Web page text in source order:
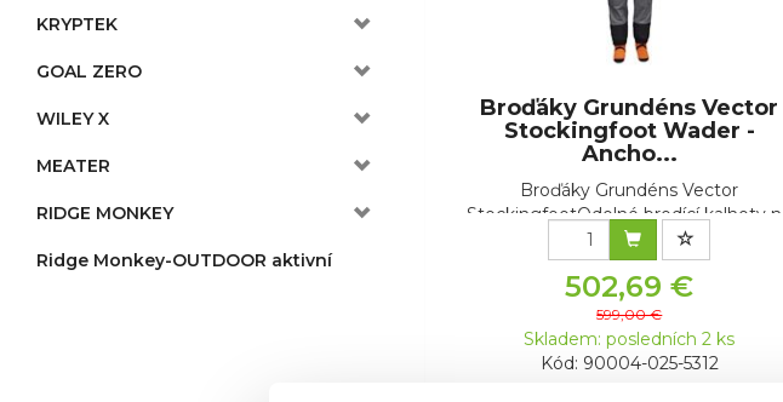
KRYPTEK
GOAL ZERO
WILEY X
MEATER
RIDGE MONKEY
Ridge Monkey-OUTDOOR aktivní
Broďáky Grundéns Vector
Stockingfoot Wader -
Ancho...
Broďáky Grundéns Vector
StockingfootOdolné brodící kalhoty n...
502,69 €
599,00 €
Skladem: posledních 2 ks
Kód: 90004-025-5312